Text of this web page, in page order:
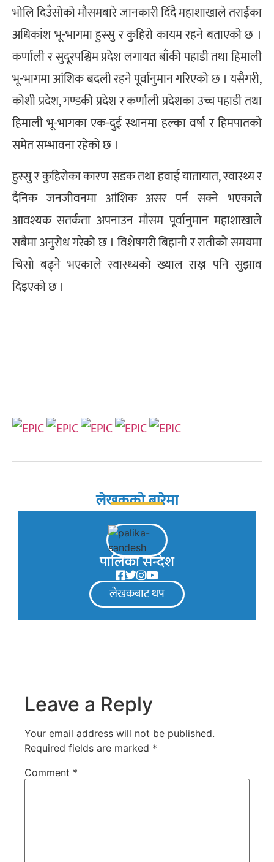
भोलि दिउँसोको मौसमबारे जानकारी दिँदै महाशाखाले तराईका
अधिकांश भू-भागमा हुस्सु र कुहिरो कायम रहने बताएको छ ।
कर्णाली र सुदूरपश्चिम प्रदेश लगायत बाँकी पहाडी तथा हिमाली
भू‍-भागमा आंशिक बदली रहने पूर्वानुमान गरिएको छ । यसैगरी,
कोशी प्रदेश, गण्डकी प्रदेश र कर्णाली प्रदेशका उच्च पहाडी तथा
हिमाली भू‍-भागका एक-दुई स्थानमा हल्का वर्षा र हिमपातको
समेत सम्भावना रहेको छ ।
हुस्सु र कुहिरोका कारण सडक तथा हवाई यातायात, स्वास्थ्य र
दैनिक जनजीवनमा आंशिक असर पर्न सक्ने भएकाले
आवश्यक सतर्कता अपनाउन मौसम पूर्वानुमान महाशाखाले
सबैमा अनुरोध गरेको छ । विशेषगरी बिहानी र रातीको समयमा
चिसो बढ्ने भएकाले स्वास्थ्यको ख्याल राख्न पनि सुझाव
दिइएको छ ।
लेखकको बारेमा
पालिका सन्देश
लेखकबाट थप
Leave a Reply
Your email address will not be published.
Required fields are marked *
Comment *